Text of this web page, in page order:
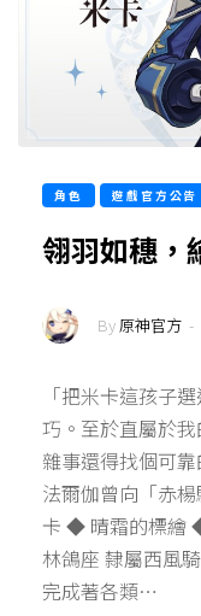
角色 遊戲官方公告
翎羽如穗，
By原神官方 -
「把米卡這孩子
巧。至於直屬於
雜事還得找個可
法爾伽曾向「赤
卡 ◆ 晴霜的標繪
林鴿座 隸屬西風
完成著各類…